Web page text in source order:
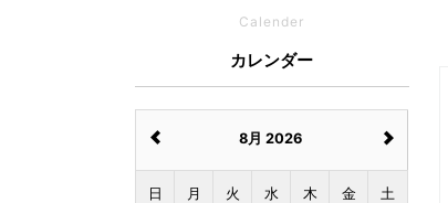
Calender
カレンダー
8月 2026
日 月 火 水 木 金 土